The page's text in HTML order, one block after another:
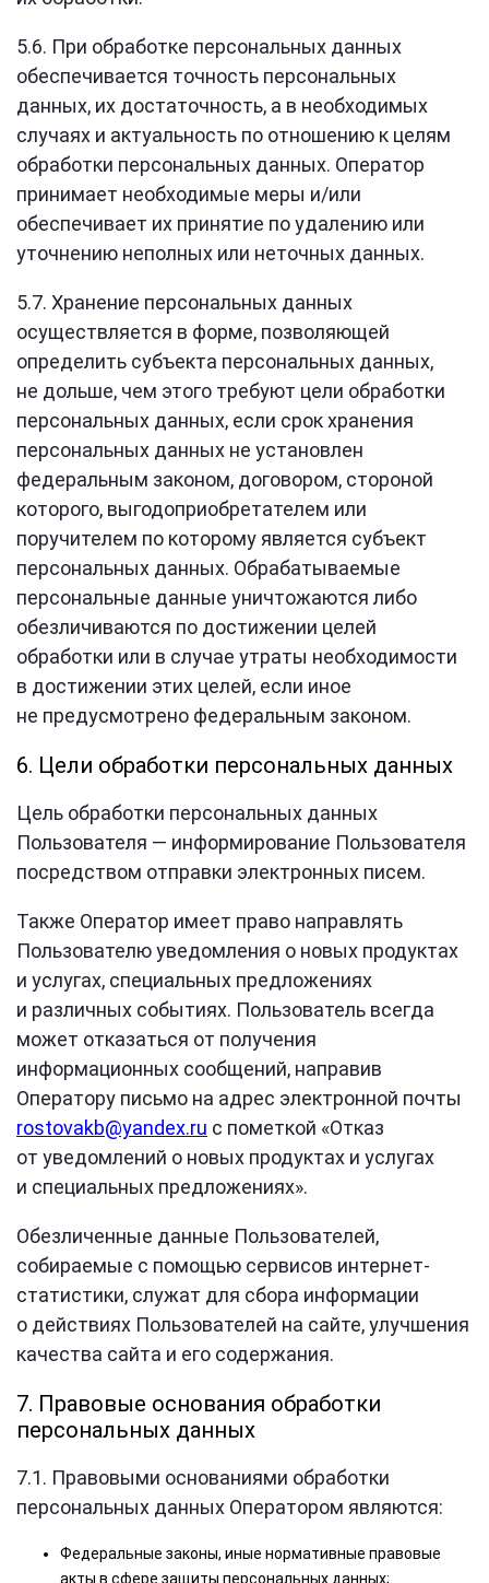
5.6. При обработке персональных данных
обеспечивается точность персональных
данных, их достаточность, а в необходимых
случаях и актуальность по отношению к целям
обработки персональных данных. Оператор
принимает необходимые меры и/или
обеспечивает их принятие по удалению или
уточнению неполных или неточных данных.
5.7. Хранение персональных данных
осуществляется в форме, позволяющей
определить субъекта персональных данных,
не дольше, чем этого требуют цели обработки
персональных данных, если срок хранения
персональных данных не установлен
федеральным законом, договором, стороной
которого, выгодоприобретателем или
поручителем по которому является субъект
персональных данных. Обрабатываемые
персональные данные уничтожаются либо
обезличиваются по достижении целей
обработки или в случае утраты необходимости
в достижении этих целей, если иное
не предусмотрено федеральным законом.
6. Цели обработки персональных данных
Цель обработки персональных данных
Пользователя — информирование Пользователя
посредством отправки электронных писем.
Также Оператор имеет право направлять
Пользователю уведомления о новых продуктах
и услугах, специальных предложениях
и различных событиях. Пользователь всегда
может отказаться от получения
информационных сообщений, направив
Оператору письмо на адрес электронной почты
rostovakb@yandex.ru с пометкой «Отказ
от уведомлений о новых продуктах и услугах
и специальных предложениях».
Обезличенные данные Пользователей,
собираемые с помощью сервисов интернет-
статистики, служат для сбора информации
о действиях Пользователей на сайте, улучшения
качества сайта и его содержания.
7. Правовые основания обработки
персональных данных
7.1. Правовыми основаниями обработки
персональных данных Оператором являются:
Федеральные законы, иные нормативные правовые
акты в сфере защиты персональных данных;